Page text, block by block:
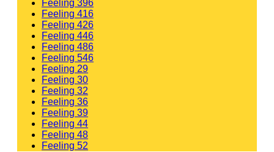
Feeling 396
Feeling 416
Feeling 426
Feeling 446
Feeling 486
Feeling 546
Feeling 29
Feeling 30
Feeling 32
Feeling 36
Feeling 39
Feeling 44
Feeling 48
Feeling 52